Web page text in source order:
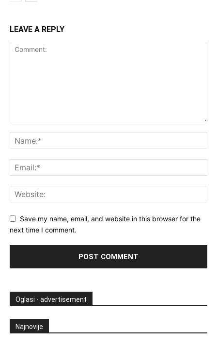
LEAVE A REPLY
Save my name, email, and website in this browser for the
next time I comment.
Oglasi - advertisement
Najnovije